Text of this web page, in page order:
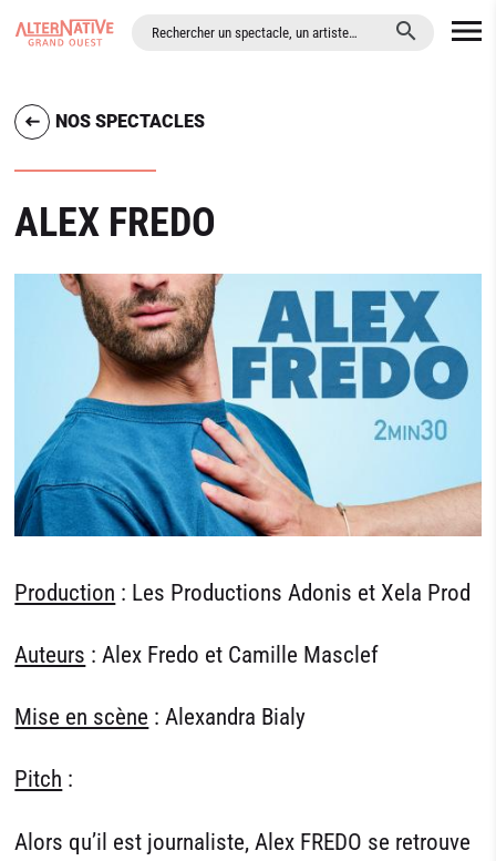
NOS SPECTACLES
ALEX FREDO
Production : Les Productions Adonis et Xela Prod
Auteurs : Alex Fredo et Camille Masclef
Mise en scène : Alexandra Bialy
Pitch :
Alors qu’il est journaliste, Alex FREDO se retrouve